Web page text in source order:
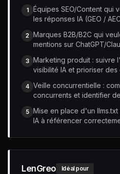
1
Équipes SEO/Content qui
les réponses IA (GEO /
2 Marques B2B/B2C qui
mentions sur ChatGPT/
3 Marketing produit : suivre
visibilité IA et prioriser des
4 Veille concurrentielle :
concurrents et identifier
5 Mise en place d'un
IA à référencer
LenGreo Idéal pour